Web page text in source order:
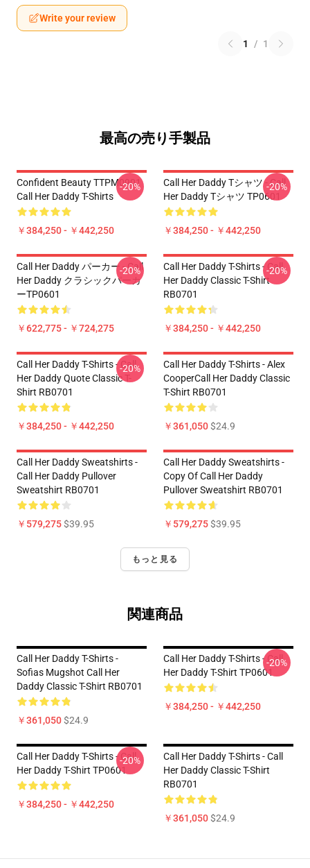
Write your review
1 / 1
最高の売り手製品
Confident Beauty TTPM0901
Call Her Daddy T-Shirts
￥384,250 - ￥442,250
-20%
Call Her Daddy Tシャツ - Call
Her Daddy Tシャツ TP0601
￥384,250 - ￥442,250
-20%
Call Her Daddy パーカー - Call
Her Daddy クラシックパーカ
ーTP0601
￥622,775 - ￥724,275
-20%
Call Her Daddy T-Shirts - Call
Her Daddy Classic T-Shirt
RB0701
￥384,250 - ￥442,250
-20%
Call Her Daddy T-Shirts - Call
Her Daddy Quote Classic T-
Shirt RB0701
￥384,250 - ￥442,250
-20%
Call Her Daddy T-Shirts - Alex
CooperCall Her Daddy Classic
T-Shirt RB0701
￥361,050$24.9
Call Her Daddy Sweatshirts -
Call Her Daddy Pullover
Sweatshirt RB0701
￥579,275$39.95
Call Her Daddy Sweatshirts -
Copy Of Call Her Daddy
Pullover Sweatshirt RB0701
￥579,275$39.95
もっと見る
関連商品
Call Her Daddy T-Shirts -
Sofias Mugshot Call Her
Daddy Classic T-Shirt RB0701
￥361,050$24.9
Call Her Daddy T-Shirts - Call
Her Daddy T-Shirt TP0601
￥384,250 - ￥442,250
-20%
Call Her Daddy T-Shirts - Call
Her Daddy T-Shirt TP0601
￥384,250 - ￥442,250
-20%
Call Her Daddy T-Shirts - Call
Her Daddy Classic T-Shirt
RB0701
￥361,050$24.9